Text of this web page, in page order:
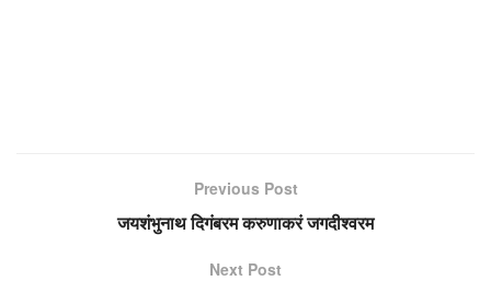
Previous Post
जयशंभुनाथ दिगंबरम करुणाकरं जगदीश्वरम
Next Post